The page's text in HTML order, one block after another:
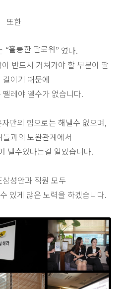
또한
“훌륭한 팔로워” 였다.
반드시 거쳐가야 할 부분이 팔
길이기 때문에
뗄레야 뗄수가 없습니다.
자만의 힘으로는 해낼수 없으며,
과의 보완관계에서
낼수있다는걸 알았습니다.
삼성안과 직원 모두
있게 많은 노력을 하겠습니다.